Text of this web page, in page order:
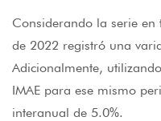
Considerando la serie en
de 2022 registró una
Adicionalmente,
IMAE para ese mismo
interanual de 5.0%.